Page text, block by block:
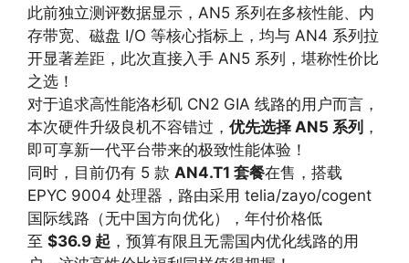
此前独立测评数据显示，AN5 系列在多核性能、内
存带宽、磁盘 I/O 等核心指标上，均与 AN4 系列拉
开显著差距，此次直接入手 AN5 系列，堪称性价比
之选！
对于追求高性能洛杉矶 CN2 GIA 线路的用户而言，
本次硬件升级良机不容错过， 优先选择 AN5 系列 ，
即可享新一代平台带来的极致性能体验！
同时，目前仍有 5 款 AN4.T1 套餐在售，搭载
EPYC 9004 处理器，路由采用 telia/zayo/cogent
国际线路（无中国方向优化），年付价格低
至 $36.9 起 ，预算有限且无需国内优化线路的用